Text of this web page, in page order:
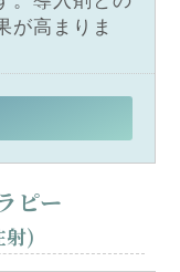
が高まりま
ピー
射)